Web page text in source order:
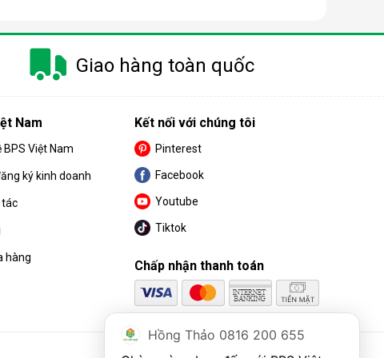
Giao hàng toàn quốc
Nam
BPS Việt Nam
ký kinh doanh
tác
hàng
Kết nối với chúng tôi
Pinterest
Facebook
Youtube
Tiktok
Chấp nhận thanh toán
Hồng Thảo 0816 200 655